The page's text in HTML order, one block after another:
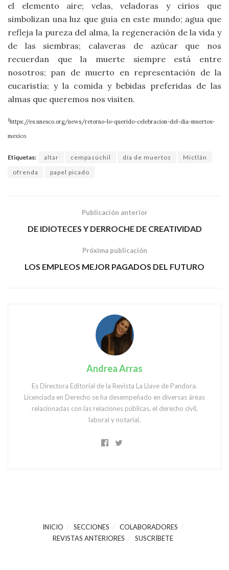
el elemento aire; velas, veladoras y cirios que
simbolizan una luz que guía en este mundo; agua que
refleja la pureza del alma, la regeneración de la vida y
de las siembras; calaveras de azúcar que nos
recuerdan que la muerte siempre está entre
nosotros; pan de muerto en representación de la
eucaristía; y la comida y bebidas preferidas de las
almas que queremos nos visiten.
1https://es.unesco.org/news/retorno-lo-querido-celebracion-del-dia-muertos-
mexico
Etiquetas: altar cempasúchil día de muertos
Mictlán
ofrenda
papel picado
Publicación anterior
DE IDIOTECES Y DERROCHE DE CREATIVIDAD
Próxima publicación
LOS EMPLEOS MEJOR PAGADOS DEL FUTURO
Andrea Arras
Es Directora Editorial de la Revista La Llave de Pandora.
Licenciada en Derecho se ha desempeñado en diversas áreas
relacionadas con las relaciones públicas, el derecho civil,
laboral y notarial.
INICIO SECCIONES
COLABORADORES
REVISTAS ANTERIORES
SUSCRÍBETE